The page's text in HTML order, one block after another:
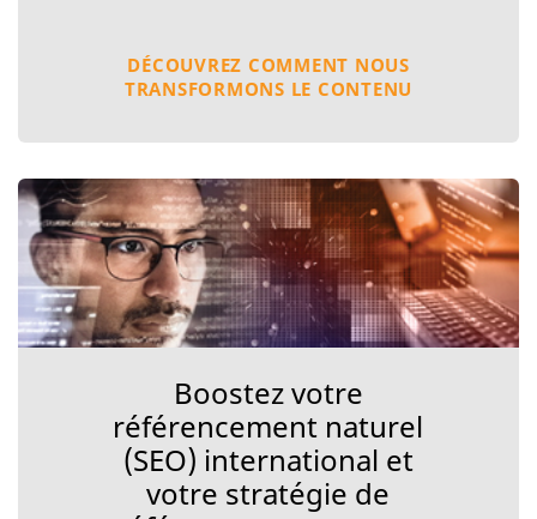
DÉCOUVREZ COMMENT NOUS
TRANSFORMONS LE CONTENU
Boostez votre
référencement naturel
(SEO) international et
votre stratégie de